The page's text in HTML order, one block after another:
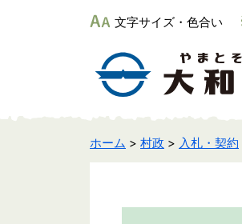
文字サイズ・色合い
ホーム > 村政 > 入札・契約